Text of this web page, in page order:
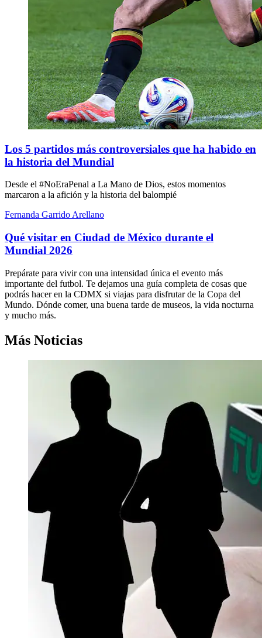
Los 5 partidos más controversiales que ha habido en
la historia del Mundial
Desde el #NoEraPenal a La Mano de Dios, estos momentos
marcaron a la afición y la historia del balompié
Fernanda Garrido Arellano
Qué visitar en Ciudad de México durante el
Mundial 2026
Prepárate para vivir con una intensidad única el evento más
importante del futbol. Te dejamos una guía completa de cosas que
podrás hacer en la CDMX si viajas para disfrutar de la Copa del
Mundo. Dónde comer, una buena tarde de museos, la vida nocturna
y mucho más.
Más Noticias